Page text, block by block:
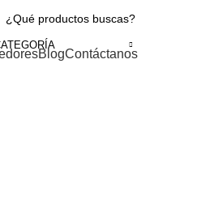
BlogContáctanos